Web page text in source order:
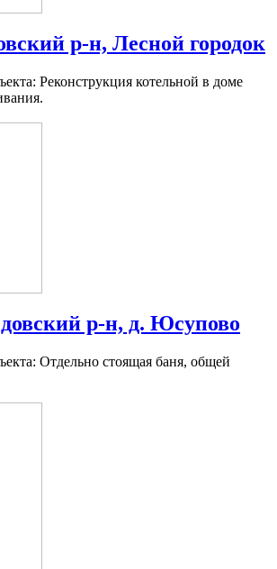
р-н, Лесной городок
Реконструкция котельной в доме
р-н, д. Юсупово
Отдельно стоящая баня, общей